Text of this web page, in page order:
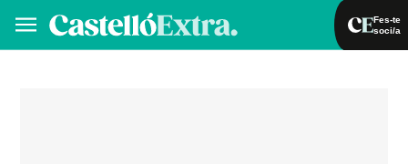
Fes-te
soci/a